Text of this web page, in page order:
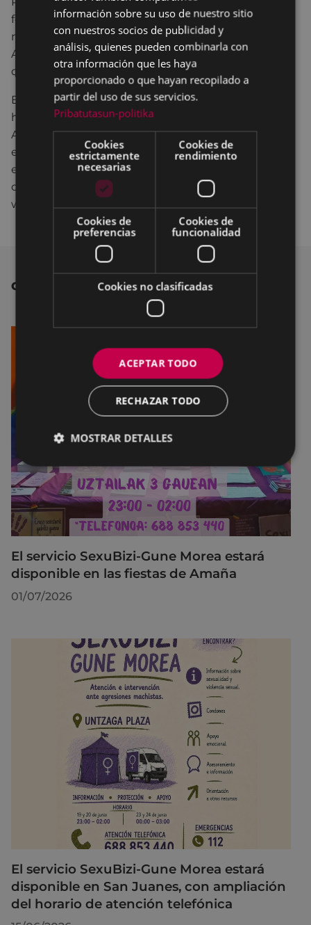
formulario que está disponible en la web
municipalwww.eibar.eus (incluido el microsite de
Andretxeawww.eibar.eus/es/igualdad-andretxea
de manera presencial en Andretxea o Pegora.
El plazo permanecerá abierto desde el 1 de febrero
hasta el 25 de ese mismo mes (ambos inclusive).
Algunos de los talleres se podrán disfrutar en
euskera y castellano y las mujeres empadronadas
en Eibar tendrán un descuento. La programación
completa también se podrá consultar en la propia
web de Andretxea.
OTRAS NOTICIAS
El servicio SexuBizi-Gune Morea estará
disponible en las fiestas de Amaña
01/07/2026
El servicio SexuBizi-Gune Morea estará
disponible en San Juanes, con ampliación
del horario de atención telefónica
información sobre su uso de nuestro sitio
con nuestros socios de publicidad y
análisis, quienes pueden combinarla con
otra información que les haya
proporcionado o que hayan recopilado a
partir del uso de sus servicios.
Pribatutasun-politika
Cookies
estrictamente
necesarias
Cookies de
rendimiento
Cookies de
preferencias
Cookies de
funcionalidad
Cookies no clasificadas
ACEPTAR TODO
RECHAZAR TODO
MOSTRAR DETALLES